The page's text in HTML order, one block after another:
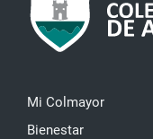
Mi Colmayor
Bienestar